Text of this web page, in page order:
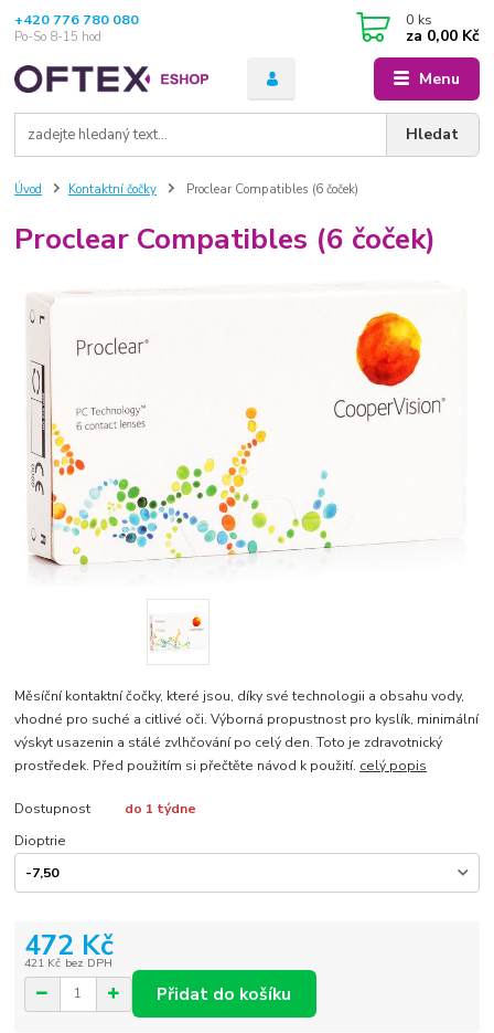
Menu
Hledat
+420 776 780 080
Po-So 8-15 hod
0 ks
za 0,00 Kč
Úvod Kontaktní čočky Proclear Compatibles (6 čoček)
Proclear Compatibles (6 čoček)
Měsíční kontaktní čočky, které jsou, díky své technologii a obsahu vody,
vhodné pro suché a citlivé oči. Výborná propustnost pro kyslík, minimální
výskyt usazenin a stálé zvlhčování po celý den. Toto je zdravotnický
prostředek. Před použitím si přečtěte návod k použití. celý popis
Dostupnost
do 1 týdne
Dioptrie
472 Kč
421 Kč bez DPH
Přidat do košíku